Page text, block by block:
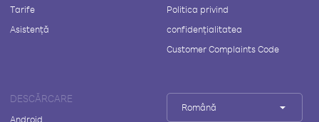
Tarife
Asistență
Politica privind
confidențialitatea
Customer Complaints Code
DESCĂRCARE
Android
Română